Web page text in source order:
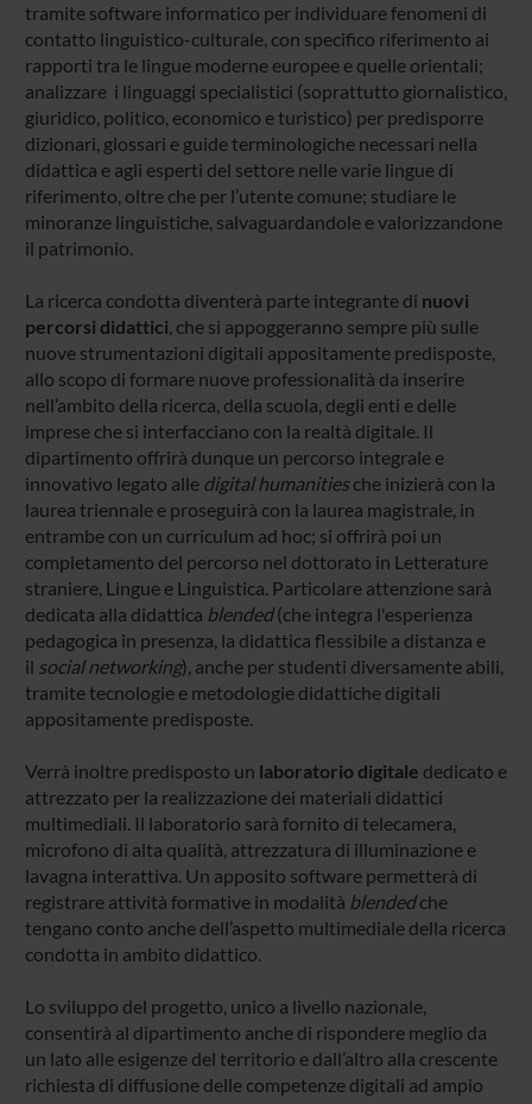
tramite software informatico per individuare fenomeni di
contatto linguistico-culturale, con specifico riferimento ai
rapporti tra le lingue moderne europee e quelle orientali;
analizzare i linguaggi specialistici (soprattutto giornalistico,
giuridico, politico, economico e turistico) per predisporre
dizionari, glossari e guide terminologiche necessari nella
didattica e agli esperti del settore nelle varie lingue di
riferimento, oltre che per l’utente comune; studiare le
minoranze linguistiche, salvaguardandole e valorizzandone
il patrimonio.
La ricerca condotta diventerà parte integrante di nuovi
percorsi didattici, che si appoggeranno sempre più sulle
nuove strumentazioni digitali appositamente predisposte,
allo scopo di formare nuove professionalità da inserire
nell’ambito della ricerca, della scuola, degli enti e delle
imprese che si interfacciano con la realtà digitale. Il
dipartimento offrirà dunque un percorso integrale e
innovativo legato alle digital humanitiesche inizierà con la
laurea triennale e proseguirà con la laurea magistrale, in
entrambe con un curriculum ad hoc; si offrirà poi un
completamento del percorso nel dottorato in Letterature
straniere, Lingue e Linguistica. Particolare attenzione sarà
dedicata alla didattica blended(che integra l'esperienza
pedagogica in presenza, la didattica flessibile a distanza e
il social networking), anche per studenti diversamente abili,
tramite tecnologie e metodologie didattiche digitali
appositamente predisposte.
Verrà inoltre predisposto un laboratorio digitale dedicato e
attrezzato per la realizzazione dei materiali didattici
multimediali. Il laboratorio sarà fornito di telecamera,
microfono di alta qualità, attrezzatura di illuminazione e
lavagna interattiva. Un apposito software permetterà di
registrare attività formative in modalità blendedche
tengano conto anche dell’aspetto multimediale della ricerca
condotta in ambito didattico.
Lo sviluppo del progetto, unico a livello nazionale,
consentirà al dipartimento anche di rispondere meglio da
un lato alle esigenze del territorio e dall’altro alla crescente
richiesta di diffusione delle competenze digitali ad ampio